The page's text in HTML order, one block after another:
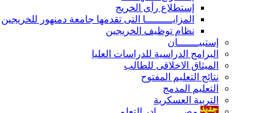
إستطلاع رأى الخريج
المزايـــــــــا التى تقدمها جامعة دمنهور للخريجين
نظام توظيف الخريجين
إستبيـــــــان
البرامج الدراسية للدراسات العليا
الميثاق الاخلاقى للطالب
نتائج التعليم المفتوح
التعليم المدمج
التربية العسكرية